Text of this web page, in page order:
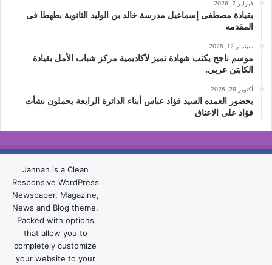
فبراير 2, 2026
بقيادة مصطفى إسماعيل مدرسة خالد بن الوليد الثانوية بطهطا فى
المقدمه
سبتمبر 12, 2025
موسم ناجح يكتب شهادة تميز لأكاديمية مركز شباب الأمل بقيادة
الكابتن عربي.
أكتوبر 29, 2025
بحضور العمده السيد فؤاد عباس أبناء الدائرة الرابعة يحملون نشأت
فؤاد على الاعناق
Jannah is a Clean
Responsive WordPress
Newspaper, Magazine,
News and Blog theme.
Packed with options
that allow you to
completely customize
your website to your